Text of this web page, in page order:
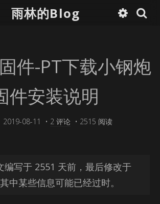
雨林的Blog
件-PT下载小钢炮
件安装说明
2019-08-11 • 2 评论• 2515 阅读
编写于 2551 天前，最后修改于
中某些信息可能已经过时。